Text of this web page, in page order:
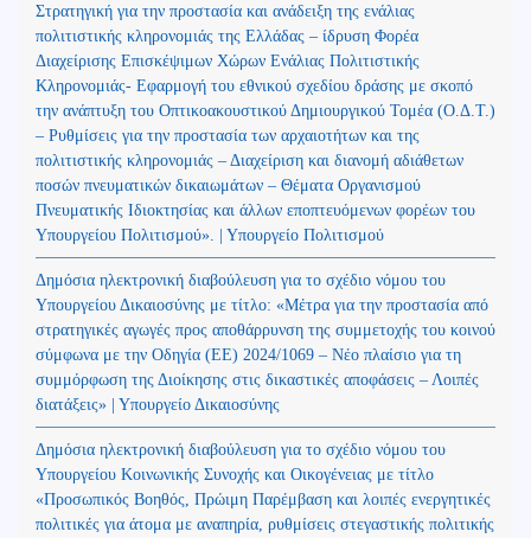
Στρατηγική για την προστασία και ανάδειξη της ενάλιας
πολιτιστικής κληρονομιάς της Ελλάδας – ίδρυση Φορέα
Διαχείρισης Επισκέψιμων Χώρων Ενάλιας Πολιτιστικής
Κληρονομιάς- Εφαρμογή του εθνικού σχεδίου δράσης με σκοπό
την ανάπτυξη του Οπτικοακουστικού Δημιουργικού Τομέα (Ο.Δ.Τ.)
– Ρυθμίσεις για την προστασία των αρχαιοτήτων και της
πολιτιστικής κληρονομιάς – Διαχείριση και διανομή αδιάθετων
ποσών πνευματικών δικαιωμάτων – Θέματα Οργανισμού
Πνευματικής Ιδιοκτησίας και άλλων εποπτευόμενων φορέων του
Υπουργείου Πολιτισμού». | Υπουργείο Πολιτισμού
Δημόσια ηλεκτρονική διαβούλευση για το σχέδιο νόμου του
Υπουργείου Δικαιοσύνης με τίτλο: «Μέτρα για την προστασία από
στρατηγικές αγωγές προς αποθάρρυνση της συμμετοχής του κοινού
σύμφωνα με την Οδηγία (ΕΕ) 2024/1069 – Νέο πλαίσιο για τη
συμμόρφωση της Διοίκησης στις δικαστικές αποφάσεις – Λοιπές
διατάξεις» | Υπουργείο Δικαιοσύνης
Δημόσια ηλεκτρονική διαβούλευση για το σχέδιο νόμου του
Υπουργείου Κοινωνικής Συνοχής και Οικογένειας με τίτλο
«Προσωπικός Βοηθός, Πρώιμη Παρέμβαση και λοιπές ενεργητικές
πολιτικές για άτομα με αναπηρία, ρυθμίσεις στεγαστικής πολιτικής